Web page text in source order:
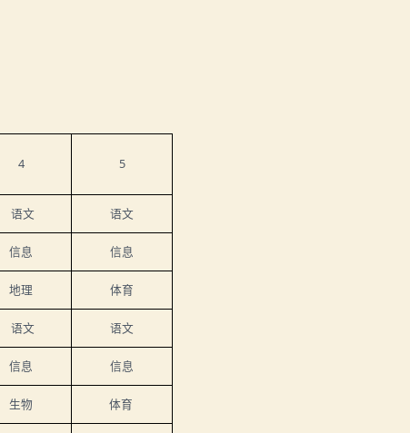
4 5
语文 语文
信息 信息
地理 体育
语文 语文
信息 信息
生物 体育